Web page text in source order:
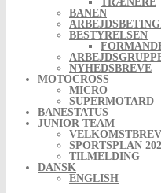
BANEN
BESTYRELSEN
NYHEDSBREVE
MOTOCROSS
MICRO
SUPERMOTARD
BANESTATUS
JUNIOR TEAM
VELKOMSTBREV
SPORTSPLAN
TILMELDING
DANSK
ENGLISH